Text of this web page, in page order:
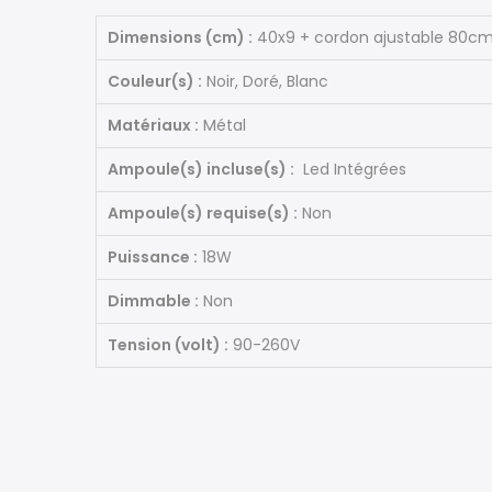
Dimensions (cm) : 40x9 + cordon ajustable
Couleur(s) : Noir, Doré, Blanc
Matériaux : Métal
Ampoule(s) incluse(s) : Led Intégrées
Ampoule(s) requise(s) : Non
Puissance : 18W
Dimmable : Non
Tension (volt) : 90-260V